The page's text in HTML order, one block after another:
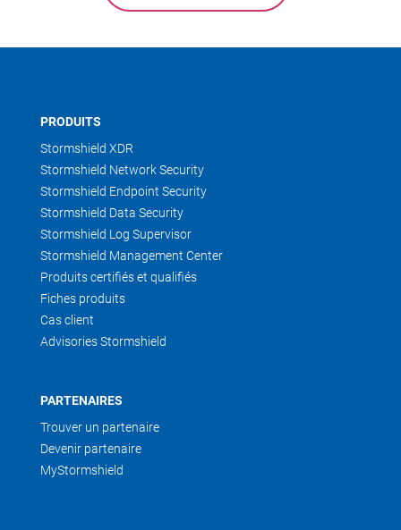
PRODUITS
Stormshield XDR
Stormshield Network Security
Stormshield Endpoint Security
Stormshield Data Security
Stormshield Log Supervisor
Stormshield Management Center
Produits certifiés et qualifiés
Fiches produits
Cas client
Advisories Stormshield
PARTENAIRES
Trouver un partenaire
Devenir partenaire
MyStormshield